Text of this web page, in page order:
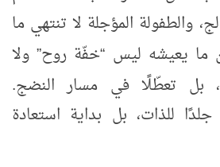
والطفولة المؤجلة لا تنتهي ما
ما يعيشه ليس “خفّة روح”ولا
، بل تعطّلًا في مسار النضج.
للذات، بل بداية استعادة